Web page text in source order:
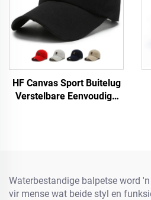
HF Canvas Sport Buitelug
Verstelbare Eenvoudige
Waterbestandige balpetse word
vir mense wat beide styl en